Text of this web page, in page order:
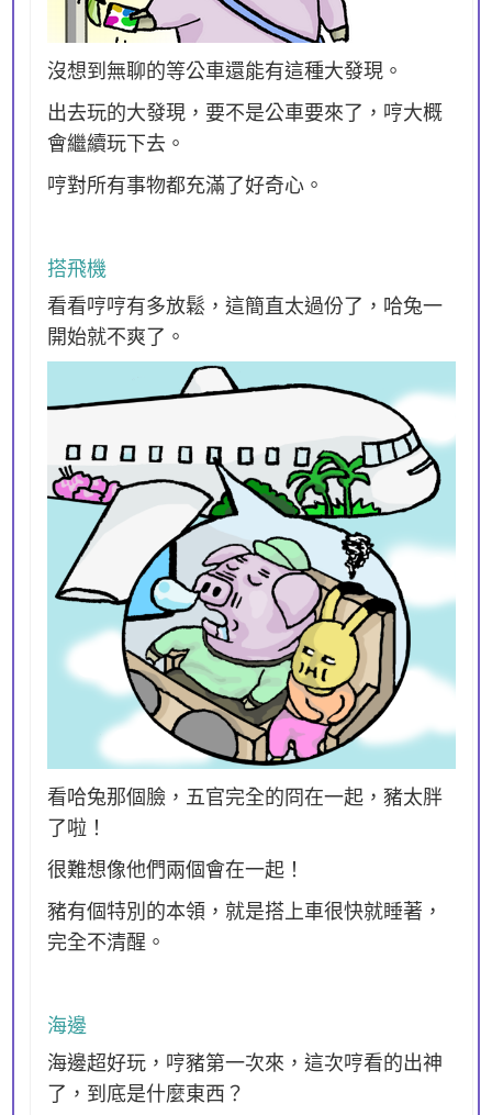
沒想到無聊的等公車還能有這種大發現。
出去玩的大發現，要不是公車要來了，哼大概
會繼續玩下去。
哼對所有事物都充滿了好奇心。
搭飛機
看看哼哼有多放鬆，這簡直太過份了，哈兔一
開始就不爽了。
看哈兔那個臉，五官完全的冏在一起，豬太胖
了啦！
很難想像他們兩個會在一起！
豬有個特別的本領，就是搭上車很快就睡著，
完全不清醒。
海邊
海邊超好玩，哼豬第一次來，這次哼看的出神
了，到底是什麼東西？